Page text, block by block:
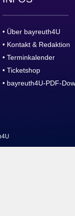
• Über bayreuth4U
• Kontakt & Redaktion
• Terminkalender
• Ticketshop
• bayreuth4U-PDF-